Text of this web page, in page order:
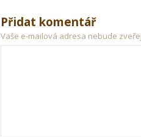
Přidat komentář
Vaše e-mailová adresa nebude